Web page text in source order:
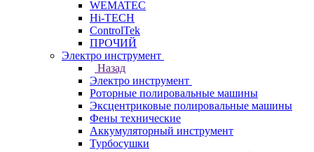
WEMATEC
Hi-TECH
ControlTek
ПРОЧИЙ
Электро инструмент
Назад
Электро инструмент
Роторные полировальные машины
Эксцентриковые полировальные машины
Фены технические
Аккумуляторный инструмент
Турбосушки